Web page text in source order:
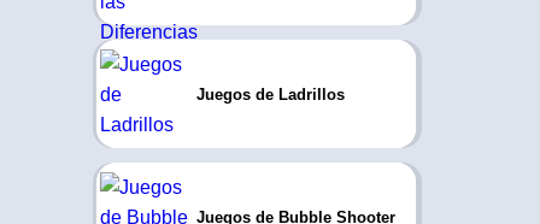
Juegos de Ladrillos
Juegos de Bubble Shooter